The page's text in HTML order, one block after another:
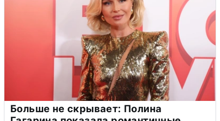
Больше не скрывает: Полина